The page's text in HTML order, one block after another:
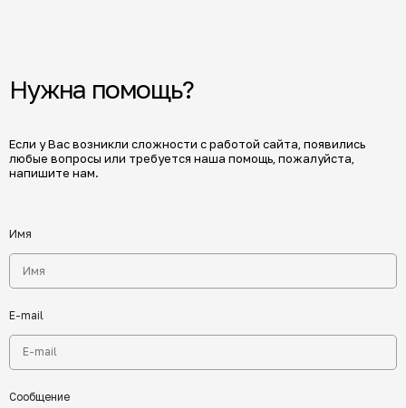
Нужна помощь?
Если у Вас возникли сложности с работой сайта, появились
любые вопросы или требуется наша помощь, пожалуйста,
напишите нам.
Имя
E-mail
Сообщение